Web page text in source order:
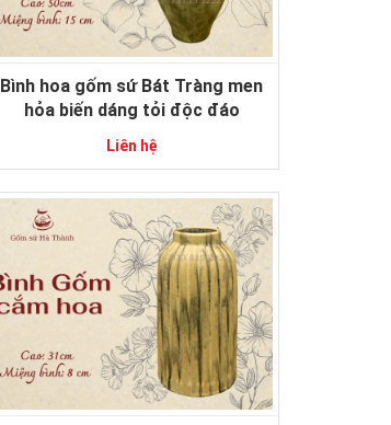
Bình hoa gốm sứ Bát Tràng men
hỏa biến dáng tỏi độc đáo
Liên hệ